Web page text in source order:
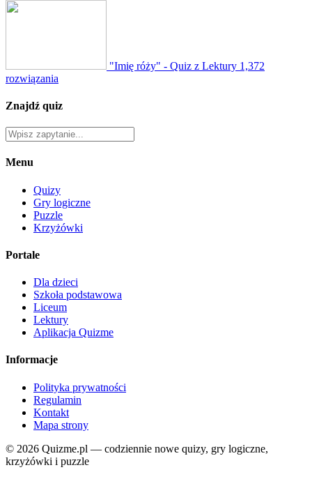
"Imię róży" - Quiz z Lektury 1,372
rozwiązania
Znajdź quiz
Menu
Quizy
Gry logiczne
Puzzle
Krzyżówki
Portale
Dla dzieci
Szkoła podstawowa
Liceum
Lektury
Aplikacja Quizme
Informacje
Polityka prywatności
Regulamin
Kontakt
Mapa strony
© 2026 Quizme.pl — codziennie nowe quizy, gry logiczne,
krzyżówki i puzzle